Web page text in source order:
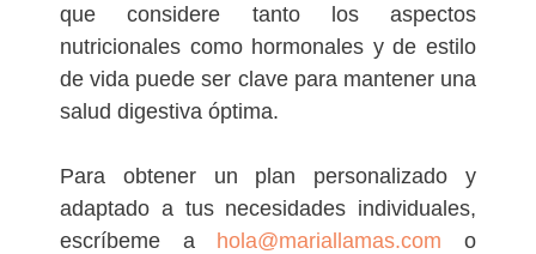
que considere tanto los aspectos
nutricionales como hormonales y de estilo
de vida puede ser clave para mantener una
salud digestiva óptima.
Para obtener un plan personalizado y
adaptado a tus necesidades individuales,
escríbeme a hola@mariallamas.com o